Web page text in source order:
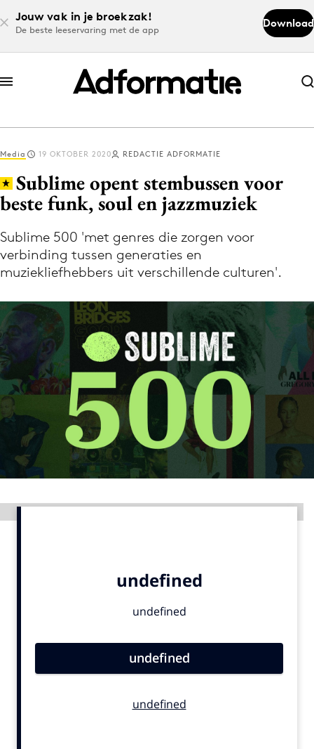
Jouw vak in je broekzak!
De beste leeservaring met de app
Download
Abonneer nu
Abonneer nu
Log in
Download de app
Volg het laatste nieuws via de Adformatie
Nieuws app
Menu
Home
9 sept: GenAI-training
12 nov: MarketingLive!
Adverteren
Events
Opleidingen
Vacatures
Bureaus
Media 19 OKTOBER 2020 REDACTIE ADFORMATIE
Sublime opent stembussen voor
beste funk, soul en jazzmuziek
Sublime 500 'met genres die zorgen voor
verbinding tussen generaties en
muziekliefhebbers uit verschillende culturen'.